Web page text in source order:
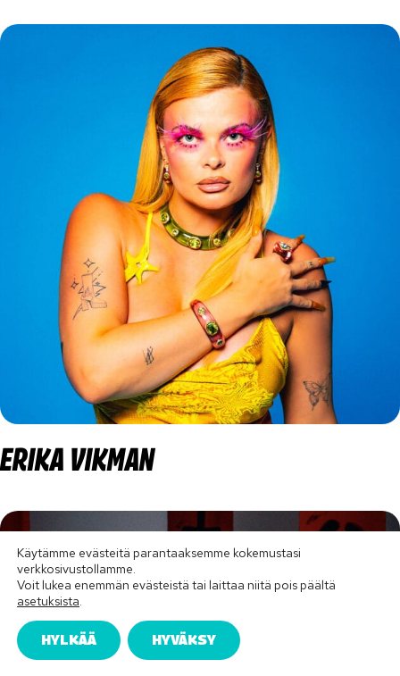
ERIKA VIKMAN
Käytämme evästeitä parantaaksemme kokemustasi
verkkosivustollamme.
Voit lukea enemmän evästeistä tai laittaa niitä pois päältä
asetuksista.
HYVÄKSY
HYLKÄÄ